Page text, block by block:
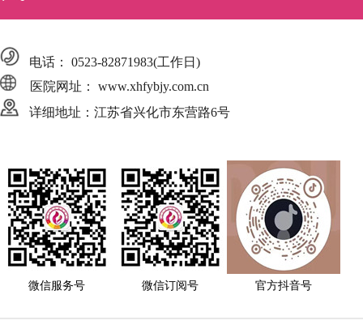
电话： 0523-82871983(工作日)
医院网址： www.xhfybjy.com.cn
详细地址：江苏省兴化市东营路6号
微信服务号 微信订阅号 官方抖音号